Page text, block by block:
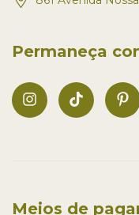
Permaneça
Meios de